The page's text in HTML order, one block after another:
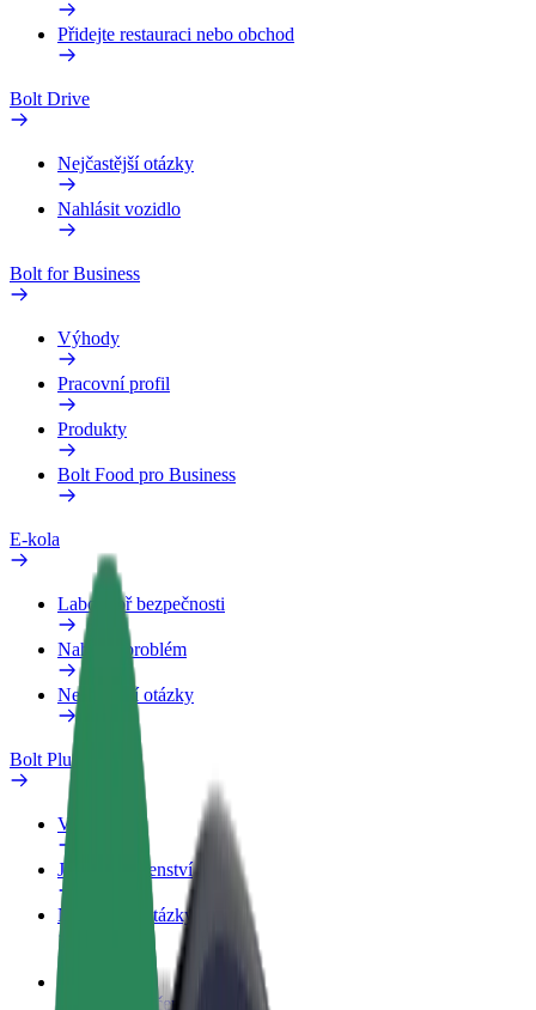
Přidejte restauraci nebo obchod
Bolt Drive
Nejčastější otázky
Nahlásit vozidlo
Bolt for Business
Výhody
Pracovní profil
Produkty
Bolt Food pro Business
E-kola
Laboratoř bezpečnosti
Nahlásit problém
Nejčastější otázky
Bolt Plus
Výhody
Jak získat členství
Nejčastější otázky
Staňte se řidičem